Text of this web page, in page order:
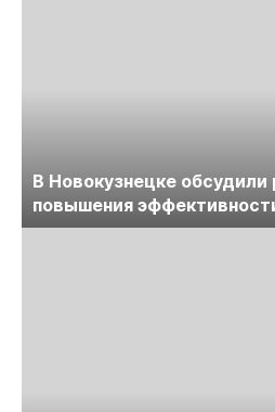
В Новокузнецке
повышения
предприятий